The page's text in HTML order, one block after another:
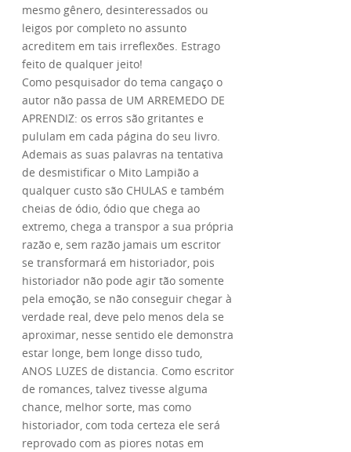
mesmo gênero, desinteressados ou
leigos por completo no assunto
acreditem em tais irreflexões. Estrago
feito de qualquer jeito!
Como pesquisador do tema cangaço o
autor não passa de UM ARREMEDO DE
APRENDIZ: os erros são gritantes e
pululam em cada página do seu livro.
Ademais as suas palavras na tentativa
de desmistificar o Mito Lampião a
qualquer custo são CHULAS e também
cheias de ódio, ódio que chega ao
extremo, chega a transpor a sua própria
razão e, sem razão jamais um escritor
se transformará em historiador, pois
historiador não pode agir tão somente
pela emoção, se não conseguir chegar à
verdade real, deve pelo menos dela se
aproximar, nesse sentido ele demonstra
estar longe, bem longe disso tudo,
ANOS LUZES de distancia. Como escritor
de romances, talvez tivesse alguma
chance, melhor sorte, mas como
historiador, com toda certeza ele será
reprovado com as piores notas em